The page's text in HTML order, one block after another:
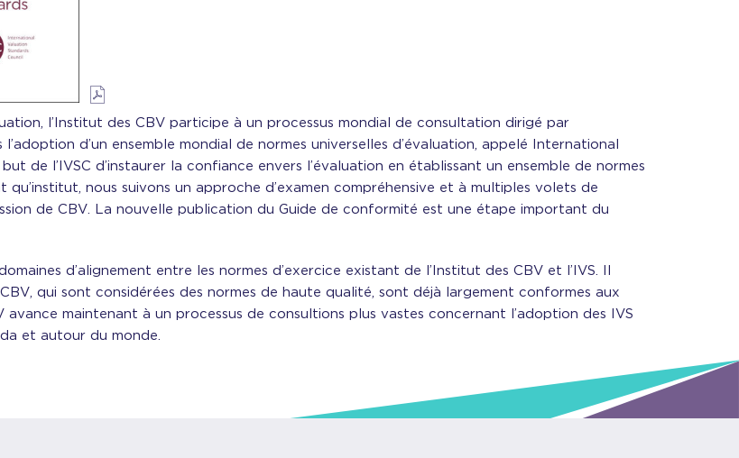
l’Institut des CBV participe à un processus mondial de consultation dirigé par
d’un ensemble mondial de normes universelles d’évaluation, appelé International
de l’IVSC d’instaurer la confiance envers l’évaluation en établissant un ensemble de normes
nous suivons un approche d’examen compréhensive et à multiples volets de
de CBV. La nouvelle publication du Guide de conformité est une étape important du
d’alignement entre les normes d’exercice existant de l’Institut des CBV et l’IVS. Il
qui sont considérées des normes de haute qualité, sont déjà largement conformes aux
avance maintenant à un processus de consultions plus vastes concernant l’adoption des IVS
et autour du monde.